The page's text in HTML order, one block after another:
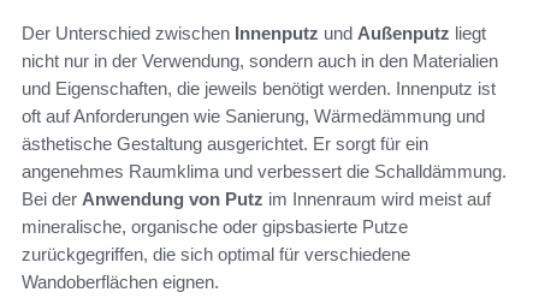
Der Unterschied zwischen Innenputz und Außenputz liegt
nicht nur in der Verwendung, sondern auch in den Materialien
und Eigenschaften, die jeweils benötigt werden. Innenputz ist
oft auf Anforderungen wie Sanierung, Wärmedämmung und
ästhetische Gestaltung ausgerichtet. Er sorgt für ein
angenehmes Raumklima und verbessert die Schalldämmung.
Bei der Anwendung von Putz im Innenraum wird meist auf
mineralische, organische oder gipsbasierte Putze
zurückgegriffen, die sich optimal für verschiedene
Wandoberflächen eignen.